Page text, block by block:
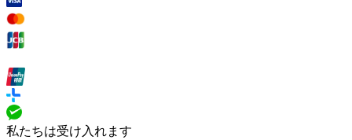
私たちは受け入れます